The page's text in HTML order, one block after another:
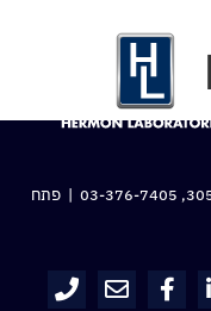
03-376-7405 | פתח